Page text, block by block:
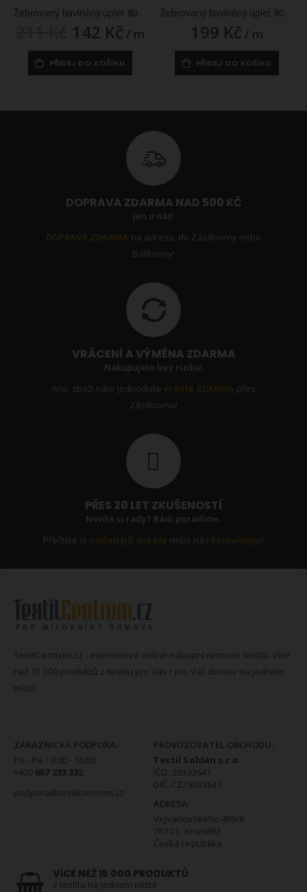
Žebrovaný bavlněný úplet 8058.025 BIO jemný, terakota, š.35cm (látka v metráži)
Zlevněná
cena
142 Kč / m
PŘIDEJ DO KOŠÍKU
Žebrovaný bavlněný úplet 8058.015 BIO jemný, mentolový, š.35cm (látka v metráži)
199 Kč / m
PŘIDEJ DO KOŠÍKU
DOPRAVA ZDARMA NAD 500 KČ
Jen u nás!
DOPRAVA ZDARMA na adresu, do Zásilkovny nebo
Balíkovny!
VRÁCENÍ A VÝMĚNA ZDARMA
Nakupujete bez rizika!
Ano, zboží nám jednoduševrátíte ZDARMA přes
Zásilkovnu!
PŘES 20 LET ZKUŠENOSTÍ
Nevíte si rady? Rádi poradíme.
Přečtěte si nejčastější dotazy nebo nás kontaktujte!
TextilCentrum.cz - internetové online nákupní centrum textilu. Více
než 15 000 produktů z textilu pro Vás i pro Váš domov na jednom
místě.
ZÁKAZNICKÁ PODPORA:
Po - Pá / 8:00 - 16:00
+420 607 233 332
podpora@textilcentrum.cz
PROVOZOVATEL OBCHODU:
Textil Soldán s.r.o.
IČO: 28333641
DIČ: CZ28333641
ADRESA:
Vejvanovského 469/8
767 01 Kroměříž
Česká republika
VÍCE NEŽ 15 000 PRODUKTŮ
z textilu na jednom místě